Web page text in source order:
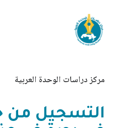
مركز دراسات الوحدة العربية
التسجيل من